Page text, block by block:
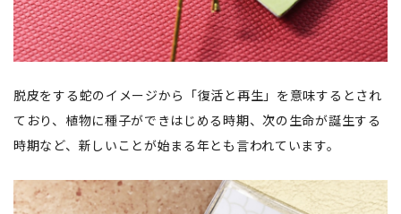
脱皮をする蛇のイメージから「復活と再生」を意味するとされ
ており、 植物に種子ができはじめる時期、次の生命が誕生する
時期など、新しいことが始まる年とも言われています。